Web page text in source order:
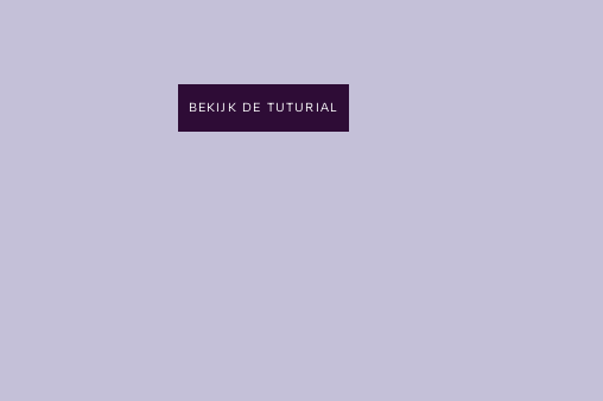
BEKIJK DE TUTURIAL